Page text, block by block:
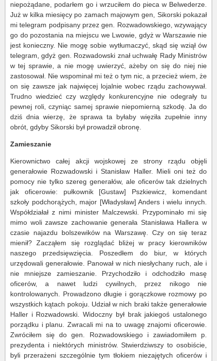
niepożądane, podarłem go i wrzuciłem do pieca w Belwederze.
Już w kilka miesięcy po zamach majowym gen, Sikorski pokazał
mi telegram podpisany przez gen. Rozwadowskiego, wzywający
go do pozostania na miejscu we Lwowie, gdyż w Warszawie nie
jest konieczny. Nie mogę sobie wytłumaczyć, skąd się wziął ów
telegram, gdyż gen. Rozwadowski znał uchwałę Rady Ministrów
w tej sprawie, a nie mogę uwierzyć, ażeby on się do niej nie
zastosował. Nie wspominał mi też o tym nic, a przecież wiem, że
on się zawsze jak najwięcej lojalnie wobec rządu zachowywał.
Trudno wiedzieć czy względy konkurencyjne nie odegrały tu
pewnej roli, czyniąc samej sprawie niepomierną szkodę. Ja do
dziś dnia wierzę, że sprawa ta byłaby więziła zupełnie inny
obrót, gdyby Sikorski był prowadził obronę.
Zamieszanie
Kierownictwo całej akcji wojskowej ze strony rządu objęli
generałowie Rozwadowski i Stanisław Haller. Mieli oni też do
pomocy nie tylko szereg generałów, ale oficerów tak dzielnych
jak oficerowie: pułkownik [Gustaw] Pszkiewicz, komendant
szkoły podchorążych, major [Władysław] Anders i wielu innych.
Współdziałał z nimi minister Malczewski. Przypominało mi się
mimo woli zawsze zachowanie generała Stanisława Hallera w
czasie najazdu bolszewików na Warszawę. Czy on się teraz
mienił? Zacząłem się rozglądać bliżej w pracy kierowników
naszego przedsięwzięcia. Poszedłem do biur, w których
urzędowali generałowie. Panował w nich niesłychany ruch, ale i
nie mniejsze zamieszanie. Przychodziło i odchodziło masę
oficerów, a nawet ludzi cywilnych, przez nikogo nie
kontrolowanych. Prowadzono długie i gorączkowe rozmowy po
wszystkich kątach pokoju. Udział w nich braki także generałowie
Haller i Rozwadowski. Widoczny był brak jakiegoś ustalonego
porządku i planu. Zwracali mi na to uwagę znajomi oficerowie.
Zwróciłem się do gen. Rozwadowskiego i zawiadomiłem p.
prezydenta i niektórych ministrów. Stwierdziwszy to osobiście,
byli przerażeni szczególnie tym tłokiem niezajętych oficerów i